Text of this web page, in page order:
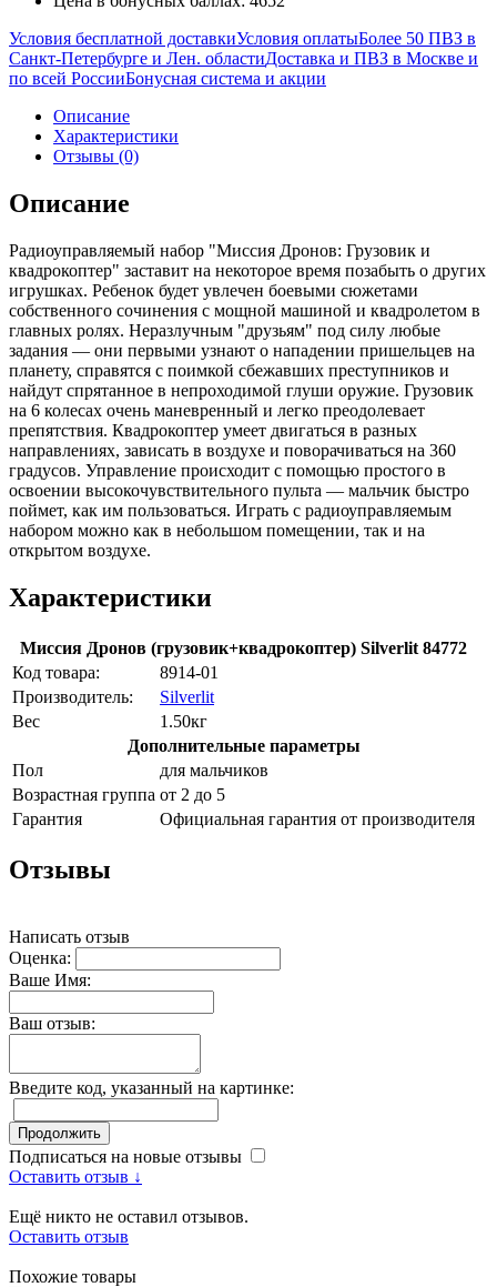
Условия бесплатной доставкиУсловия оплатыБолее 50 ПВЗ в
Санкт-Петербурге и Лен. областиДоставка и ПВЗ в Москве и
по всей РоссииБонусная система и акции
Описание
Характеристики
Отзывы (0)
Описание
Радиоуправляемый набор "Миссия Дронов: Грузовик и
квадрокоптер" заставит на некоторое время позабыть о других
игрушках. Ребенок будет увлечен боевыми сюжетами
собственного сочинения с мощной машиной и квадролетом в
главных ролях. Неразлучным "друзьям" под силу любые
задания — они первыми узнают о нападении пришельцев на
планету, справятся с поимкой сбежавших преступников и
найдут спрятанное в непроходимой глуши оружие. Грузовик
на 6 колесах очень маневренный и легко преодолевает
препятствия. Квадрокоптер умеет двигаться в разных
направлениях, зависать в воздухе и поворачиваться на 360
градусов. Управление происходит с помощью простого в
освоении высокочувствительного пульта — мальчик быстро
поймет, как им пользоваться. Играть с радиоуправляемым
набором можно как в небольшом помещении, так и на
открытом воздухе.
Характеристики
Миссия Дронов (грузовик+квадрокоптер) Silverlit 84772
Код товара:
8914-01
Производитель:
Silverlit
Вес
1.50кг
Дополнительные параметры
Пол
для мальчиков
Возрастная группа от 2 до 5
Гарантия
Официальная гарантия от производителя
Отзывы
Написать отзыв
Оценка:
Ваше Имя:
Ваш отзыв:
Введите код, указанный на картинке:
Продолжить
Подписаться на новые отзывы
Оставить отзыв ↓
Ещё никто не оставил отзывов.
Оставить отзыв
Похожие товары